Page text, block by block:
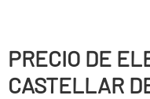
PRECIO DE
CASTELLAR